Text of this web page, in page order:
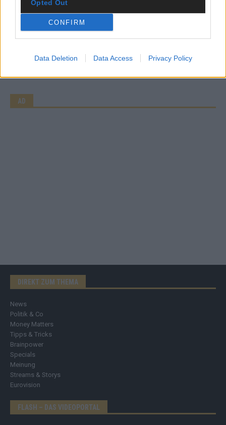
Opted Out
CONFIRM
Data Deletion Data Access Privacy Policy
CHECK UNS AUF FACEBOOK
AD
DIREKT ZUM THEMA
News
Politik & Co
Money Matters
Tipps & Tricks
Brainpower
Specials
Meinung
Streams & Storys
Eurovision
FLASH – DAS VIDEOPORTAL